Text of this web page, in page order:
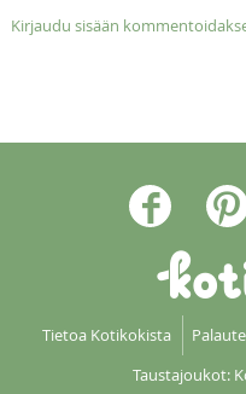
Kirjaudu sisään
Tietoa Kotikokista Palaute
Taustajoukot: